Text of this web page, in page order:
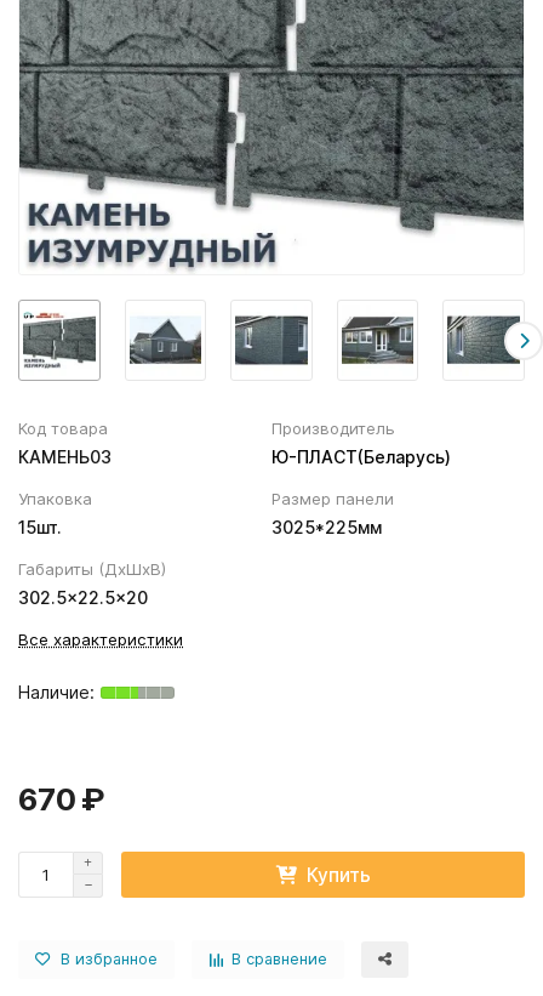
Вентиляционный выход
Колпаки, Проходы, Вент.ленты
Муфта трубы
Соединитель желоба
Трубы водосточные
Угол желоба
ХВОЙНАЯ фанера НЕ ШЛИФОВАННАЯ
Код товара
КАМЕНЬ03
Производитель
Ю-ПЛАСТ(Беларусь)
Упаковка
15шт.
Размер панели
3025*225мм
Габариты (ДхШхВ)
302.5×22.5×20
Все характеристики
670 ₽
Купить
В избранное В сравнение